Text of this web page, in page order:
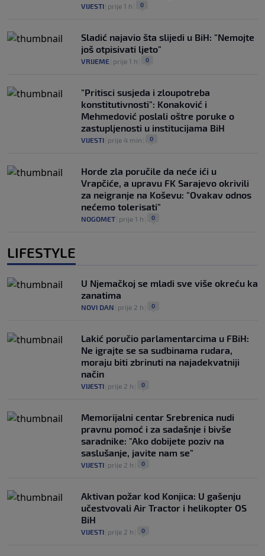
VIJESTI prije 1 h 0
Sladić najavio šta slijedi u BiH: "Nemojte
još otpisivati ljeto"
VRIJEME prije 1 h 0
"Pritisci susjeda i zloupotreba
konstitutivnosti": Konaković i
Mehmedović poslali oštre poruke o
zastupljenosti u institucijama BiH
VIJESTI prije 4 min 0
Horde zla poručile da neće ići u
Vrapčiće, a upravu FK Sarajevo okrivili
za neigranje na Koševu: "Ovakav odnos
nećemo tolerisati"
NOGOMET prije 1 h 0
LIFESTYLE
U Njemačkoj se mladi sve više okreću ka
zanatima
NOVI DAN prije 2 h 0
Lakić poručio parlamentarcima u FBiH:
Ne igrajte se sa sudbinama rudara,
moraju biti zbrinuti na najadekvatniji
način
VIJESTI prije 2 h 0
Memorijalni centar Srebrenica nudi
pravnu pomoć i za sadašnje i bivše
saradnike: "Ako dobijete poziv na
saslušanje, javite nam se"
VIJESTI prije 2 h 0
Aktivan požar kod Konjica: U gašenju
učestvovali Air Tractor i helikopter OS
BiH
VIJESTI prije 2 h 0